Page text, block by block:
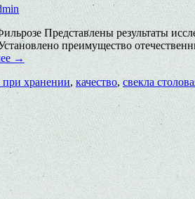
Представлены результаты
преимущество
→
при хранении,качество,свекла